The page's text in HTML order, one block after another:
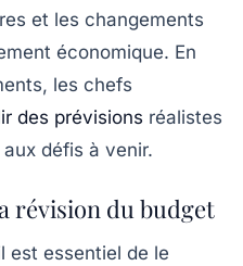
et les changements
économique. En
les chefs
des prévisions réalistes
défis à venir.
révision du budget
est essentiel de le